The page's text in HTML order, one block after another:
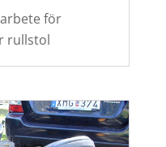
för
rullstol